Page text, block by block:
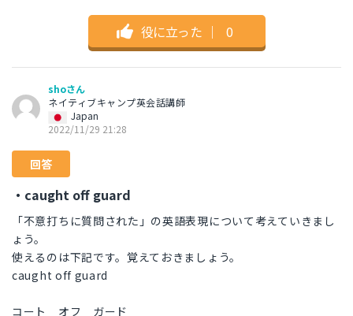
役に立った ｜ 0
shoさん
ネイティブキャンプ英会話講師
Japan
2022/11/29 21:28
回答
・caught off guard
「不意打ちに質問された」の英語表現について考えていきまし
ょう。
使えるのは下記です。覚えておきましょう。
caught off guard
コート オフ ガード